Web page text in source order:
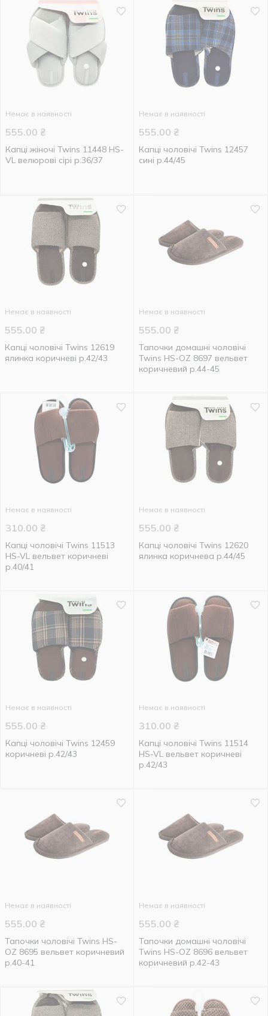
Немає в наявності
555.00 ₴
Капці жіночі Twins 11448 HS-
VL велюрові сірі р.36/37
Немає в наявності
555.00 ₴
Капці чоловічі Twins 12457
сині р.44/45
Немає в наявності
555.00 ₴
Капці чоловічі Twins 12619
ялинка коричневі р.42/43
Немає в наявності
555.00 ₴
Тапочки домашні чоловічі
Twins HS-OZ 8697 вельвет
коричневий р.44-45
Немає в наявності
310.00 ₴
Капці чоловічі Twins 11513
HS-VL вельвет коричневі
р.40/41
Немає в наявності
555.00 ₴
Капці чоловічі Twins 12620
ялинка коричнева р.44/45
Немає в наявності
555.00 ₴
Капці чоловічі Twins 12459
коричневі р.42/43
Немає в наявності
310.00 ₴
Капці чоловічі Twins 11514
HS-VL вельвет коричневі
р.42/43
Немає в наявності
555.00 ₴
Тапочки чоловічі Twins HS-
OZ 8695 вельвет коричневий
р.40-41
Немає в наявності
555.00 ₴
Тапочки домашні чоловічі
Twins HS-OZ 8696 вельвет
коричневий р.42-43